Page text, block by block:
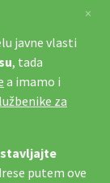
javne vlasti
, tada
a imamo i
za
putem ove
×